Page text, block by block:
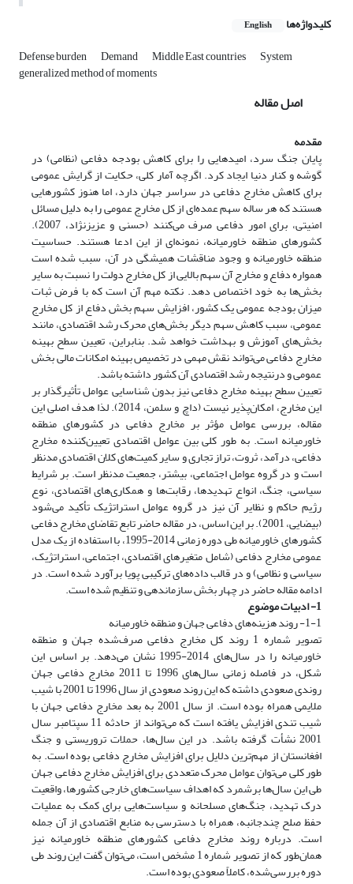
کلیدواژه‌ها English
Defense burden Demand Middle East countries System
generalized method of moments
اصل مقاله
مقدمه
پایان جنگ سرد، امیدهایی را برای کاهش بودجه دفاعی (نظامی) در
گوشه و کنار دنیا ایجاد کرد. اگرچه آمار کلی، حکایت از گرایش عمومی
برای کاهش مخارج دفاعی در سراسر جهان دارد، اما هنوز کشورهایی
هستند که هر ساله سهم عمده‌ای از کل مخارج عمومی را به دلیل مسائل
امنیتی، برای امور دفاعی صرف می‌کنند (حسنی و عزیزنژاد، 2007).
کشورهای منطقه خاورمیانه، نمونه‌ای از این ادعا هستند. حساسیت
منطقه خاورمیانه و وجود مناقشات همیشگی در آن، سبب شده است
همواره دفاع و مخارج آن سهم بالایی از کل مخارج دولت را نسبت به سایر
بخش‌ها به خود اختصاص دهد. نکته مهم آن است که با فرض ثبات
میزان بودجه عمومی یک کشور، افزایش سهم بخش دفاع از کل مخارج
عمومی، سبب کاهش سهم دیگر بخش‌های محرک رشد اقتصادی، مانند
بخش‌های آموزش و بهداشت خواهد شد. بنابراین، تعیین سطح بهینه
مخارج دفاعی می‌تواند نقش مهمی در تخصیص بهینه امکانات مالی بخش
عمومی و درنتیجه رشد اقتصادی آن کشور داشته باشد.
تعیین سطح بهینه مخارج دفاعی نیز بدون شناسایی عوامل تأثیرگذار بر
این مخارج، امکان‌پذیر نیست (داچ و سلمن، 2014). لذا هدف اصلی این
مقاله، بررسی عوامل مؤثر بر مخارج دفاعی در کشورهای منطقه
خاورمیانه است. به طور کلی بین عوامل اقتصادی تعیین‌کننده مخارج
دفاعی، درآمد، ثروت، تراز تجاری و سایر کمیت‌های کلان اقتصادی مدنظر
است و در گروه عوامل اجتماعی، بیشتر، جمعیت مدنظر است. بر شرایط
سیاسی، جنگ، انواع تهدیدها، رقابت‌ها و همکاری‌های اقتصادی، نوع
رژیم حاکم و نظایر آن نیز در گروه عوامل استراتژیک تأکید می‌شود
(بیضایی، 2001). بر این اساس، در مقاله حاضر تابع تقاضای مخارج دفاعی
کشورهای خاورمیانه طی دوره زمانی 2014-1995، با استفاده از یک مدل
عمومی مخارج دفاعی (شامل متغیرهای اقتصادی، اجتماعی، استراتژیک،
سیاسی و نظامی) و در قالب داده‌های ترکیبی پویا برآورد شده است. در
ادامه مقاله حاضر در چهار بخش سازماندهی و تنظیم شده است.
1- ادبیات موضوع
1-1- روند هزینه‌های دفاعی جهان و منطقه خاورمیانه
تصویر شماره 1 روند کل مخارج دفاعی صرف‌شده جهان و منطقه
خاورمیانه را در سال‌های 2014-1995 نشان می‌دهد. بر اساس این
شکل، در فاصله زمانی سال‌های 1996 تا 2011 مخارج دفاعی جهان
روندی صعودی داشته که این روند صعودی از سال 1996 تا 2001 با شیب
ملایمی همراه بوده است. از سال 2001 به بعد مخارج دفاعی جهان با
شیب تندی افزایش یافته است که می‌تواند از حادثه 11 سپتامبر سال
2001 نشأت گرفته باشد. در این سال‌ها، حملات تروریستی و جنگ
افغانستان از مهم‌ترین دلایل برای افزایش مخارج دفاعی بوده است. به
طور کلی می‌توان عوامل محرک متعددی برای افزایش مخارج دفاعی جهان
طی این سال‌ها برشمرد که اهداف سیاست‌های خارجی کشورها، واقعیت
درک تهدید، جنگ‌های مسلحانه و سیاست‌هایی برای کمک به عملیات
حفظ صلح چندجانبه، همراه با دسترسی به منابع اقتصادی از آن جمله
است. درباره روند مخارج دفاعی کشورهای منطقه خاورمیانه نیز
همان‌طور که از تصویر شماره 1 مشخص است، می‌توان گفت این روند طی
دوره بررسی‌شده، کاملاً صعودی بوده است.